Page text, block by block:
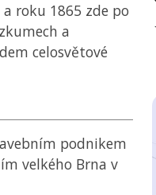
a roku 1865 zde po
a
celosvětové
podnikem
velkého Brna v